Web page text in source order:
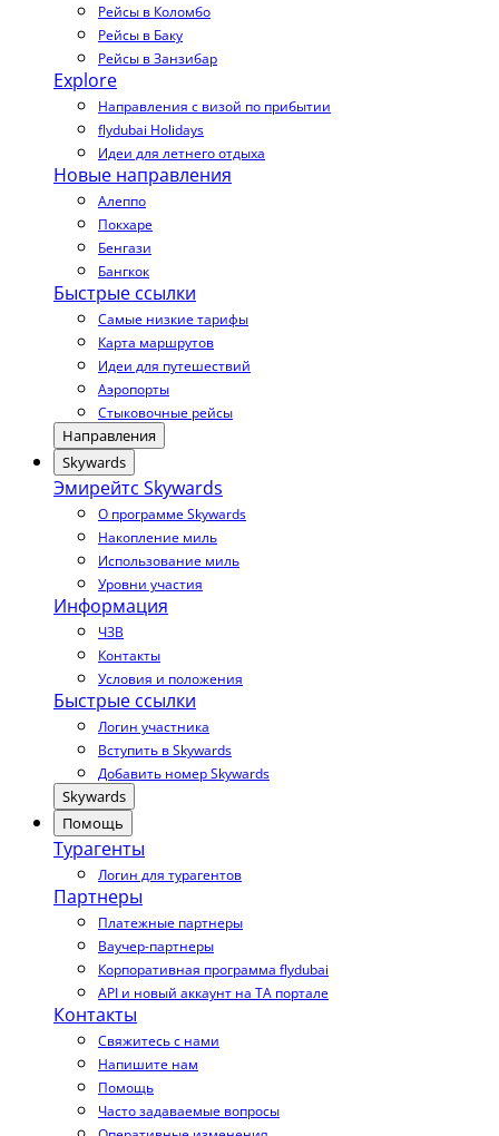
Рейсы в Коломбо
Рейсы в Баку
Рейсы в Занзибар
Explore
Направления с визой по прибытии
flydubai Holidays
Идеи для летнего отдыха
Новые направления
Алеппо
Покхаре
Бенгази
Бангкок
Быстрые ссылки
Самые низкие тарифы
Карта маршрутов
Идеи для путешествий
Аэропорты
Стыковочные рейсы
Направления
Skywards
Эмирейтс Skywards
О программе Skywards
Накопление миль
Использование миль
Уровни участия
Информация
ЧЗВ
Контакты
Условия и положения
Быстрые ссылки
Логин участника
Вступить в Skywards
Добавить номер Skywards
Skywards
Помощь
Турагенты
Логин для турагентов
Партнеры
Платежные партнеры
Ваучер-партнеры
Корпоративная программа flydubai
API и новый аккаунт на TA портале
Контакты
Свяжитесь с нами
Напишите нам
Помощь
Часто задаваемые вопросы